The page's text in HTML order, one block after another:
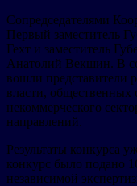
Сопредседателями
Первый заместитель
Гехт и заместитель
Анатолий Векшин. В
вошли представители
власти, общественных
некоммерческого
направлений.
Результаты конкурса
конкурс было подано
независимой